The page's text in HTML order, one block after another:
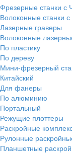
Фрезерные станки с
Волоконные станки
Лазерные граверы
Волоконные
По пластику
По дереву
Мини-фрезерный
Китайский
Для фанеры
По алюминию
Портальный
Режущие плоттеры
Раскройные
Рулонные
Планшетные